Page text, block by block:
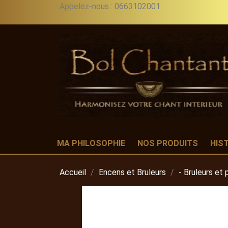
Appelez-nous : 0663102001
MA PHILOSOPHIE NOS PRODUITS
Accueil Encens et Bruleurs - Bruleurs et